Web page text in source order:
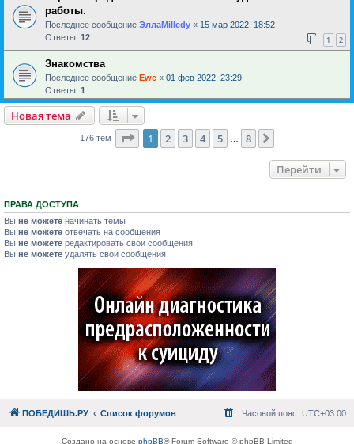
работы.
Последнее сообщение ЭллаMilledy « 15 мар 2022, 18:52
Ответы: 12 1 2
Знакомства
Последнее сообщение Ewe « 01 фев 2022, 23:29
Ответы: 1
Новая тема
176 тем Страница из
1 2 3 4 5 8
Перейти
ПРАВА ДОСТУПА
Вы не можете начинать темы
Вы не можете отвечать на сообщения
Вы не можете редактировать свои сообщения
Вы не можете удалять свои сообщения
ПОБЕДИШЬ.РУ Список форумов Часовой пояс: UTC+03:00
Создано на основе phpBB® Forum Software © phpBB Limited